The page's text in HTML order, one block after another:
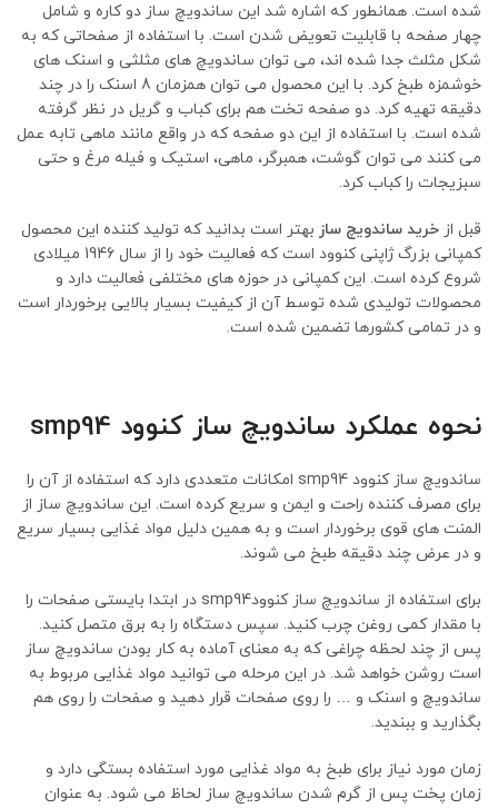
شده است. همانطور که اشاره شد این ساندویچ ساز دو کاره و شامل
چهار صفحه با قابلیت تعویض شدن است. با استفاده از صفحاتی که به
شکل مثلث جدا شده اند، می توان ساندویچ های مثلثی و اسنک های
خوشمزه طبخ کرد. با این محصول می توان همزمان 8 اسنک را در چند
دقیقه تهیه کرد. دو صفحه تخت هم برای کباب و گریل در نظر گرفته
شده است. با استفاده از این دو صفحه که در واقع مانند ماهی تابه عمل
می کنند می توان گوشت، همبرگر، ماهی، استیک و فیله مرغ و حتی
سبزیجات را کباب کرد.
قبل از خرید ساندویچ ساز بهتر است بدانید که تولید کننده این محصول
کمپانی بزرگ ژاپنی کنوود است که فعالیت خود را از سال 1946 میلادی
شروع کرده است. این کمپانی در حوزه های مختلفی فعالیت دارد و
محصولات تولیدی شده توسط آن از کیفیت بسیار بالایی برخوردار است
و در تمامی کشورها تضمین شده است.
نحوه عملکرد ساندویچ ساز کنوود smp94
ساندویچ ساز کنوود smp94 امکانات متعددی دارد که استفاده از آن را
برای مصرف کننده راحت و ایمن و سریع کرده است. این ساندویچ ساز از
المنت های قوی برخوردار است و به همین دلیل مواد غذایی بسیار سریع
و در عرض چند دقیقه طبخ می شوند.
برای استفاده از ساندویچ ساز کنوودsmp94 در ابتدا بایستی صفحات را
با مقدار کمی روغن چرب کنید. سپس دستگاه را به برق متصل کنید.
پس از چند لحظه چراغی که به معنای آماده به کار بودن ساندویچ ساز
است روشن خواهد شد. در این مرحله می توانید مواد غذایی مربوط به
ساندویچ و اسنک و … را روی صفحات قرار دهید و صفحات را روی هم
بگذارید و ببندید.
زمان مورد نیاز برای طبخ به مواد غذایی مورد استفاده بستگی دارد و
زمان پخت پس از گرم شدن ساندویچ ساز لحاظ می شود. به عنوان